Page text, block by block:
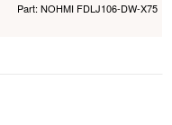
Part: NOHMI FDLJ106-DW-X75